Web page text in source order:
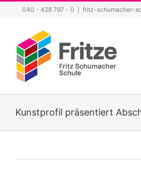
springen
040 - 428 797 - 0 fritz-schumacher-
Kunstprofil präsentiert